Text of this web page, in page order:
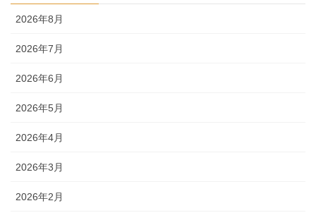
2026年8月
2026年7月
2026年6月
2026年5月
2026年4月
2026年3月
2026年2月